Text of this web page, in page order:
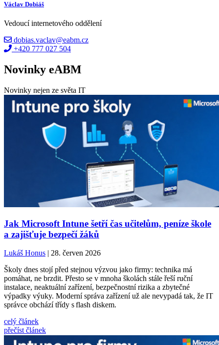
Václav Dobiáš
Vedoucí internetového oddělení
dobias.vaclav@eabm.cz
+420 777 027 504
Novinky eABM
Novinky nejen ze světa IT
Jak Microsoft Intune šetří čas učitelům, peníze škole
a zajišťuje bezpečí žáků
Lukáš Honus | 28. červen 2026
Školy dnes stojí před stejnou výzvou jako firmy: technika má
pomáhat, ne brzdit. Přesto se v mnoha školách stále řeší ruční
instalace, neaktuální zařízení, bezpečnostní rizika a zbytečné
výpadky výuky. Moderní správa zařízení už ale nevypadá tak, že IT
správce obchází třídy s flash diskem.
celý článek
přečíst článek